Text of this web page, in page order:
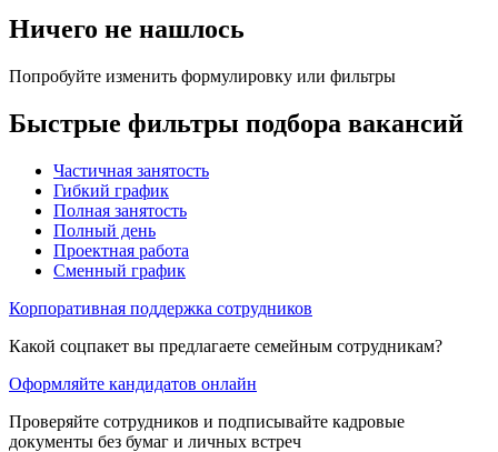
Ничего не нашлось
Попробуйте изменить формулировку или фильтры
Быстрые фильтры подбора вакансий
Частичная занятость
Гибкий график
Полная занятость
Полный день
Проектная работа
Сменный график
Корпоративная поддержка сотрудников
Какой соцпакет вы предлагаете семейным сотрудникам?
Оформляйте кандидатов онлайн
Проверяйте сотрудников и подписывайте кадровые
документы без бумаг и личных встреч